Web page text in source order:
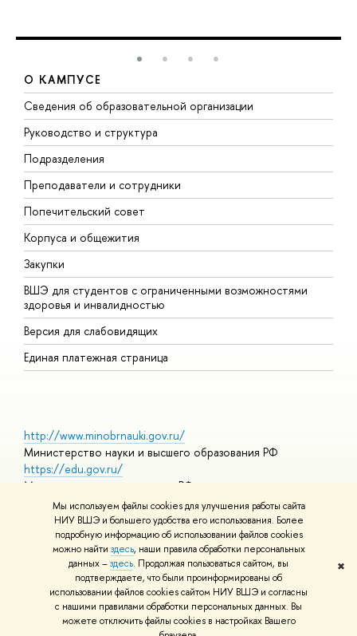
Мы используем файлы cookies для улучшения работы сайта
НИУ ВШЭ и большего удобства его использования. Более
подробную информацию об использовании файлов cookies
можно найти здесь, наши правила обработки персональных
данных –здесь. Продолжая пользоваться сайтом, вы
подтверждаете, что были проинформированы об
использовании файлов cookies сайтом НИУ ВШЭ и согласны
с нашими правилами обработки персональных данных. Вы
можете отключить файлы cookies в настройках Вашего
✖
О КАМПУСЕ
Сведения об образовательной организации
Руководство и структура
Подразделения
Преподаватели и сотрудники
Попечительский совет
Корпуса и общежития
Закупки
ВШЭ для студентов с ограниченными возможностями
здоровья и инвалидностью
Версия для слабовидящих
Единая платежная страница
http://www.minobrnauki.gov.ru/
Министерство науки и высшего образования РФ
https://edu.gov.ru/
Министерство просвещения РФ
https://elearning.hse.ru/mooc
Массовые открытые онлайн-курсы
© НИУ ВШЭ 1993–2026 Адреса и контактыУсловия
использования материалов Политика конфиденциальности
Шрифты HSE Sans и HSE Slab разработаны вШколе дизайна НИУ